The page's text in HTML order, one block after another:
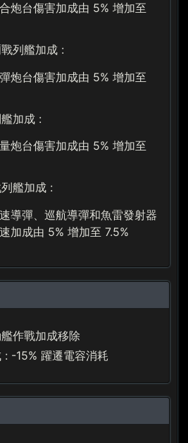
炮台傷害加成由 5% 增加至
列艦加成 :
炮台傷害加成由 5% 增加至
加成 :
炮台傷害加成由 5% 增加至
艦加成 :
導彈、巡航導彈和魚雷發射器
加成由 5% 增加至 7.5%
作戰加成移除
: -15% 躍遷電容消耗